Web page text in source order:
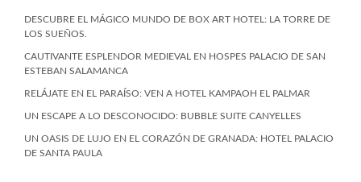
DESCUBRE EL MÁGICO MUNDO DE BOX ART HOTEL: LA TORRE DE
LOS SUEÑOS.
CAUTIVANTE ESPLENDOR MEDIEVAL EN HOSPES PALACIO DE SAN
ESTEBAN SALAMANCA
RELÁJATE EN EL PARAÍSO: VEN A HOTEL KAMPAOH EL PALMAR
UN ESCAPE A LO DESCONOCIDO: BUBBLE SUITE CANYELLES
UN OASIS DE LUJO EN EL CORAZÓN DE GRANADA: HOTEL PALACIO
DE SANTA PAULA